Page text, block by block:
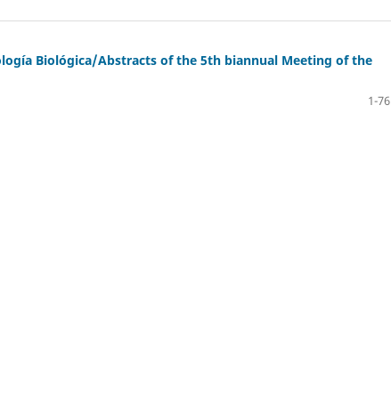
Biológica/Abstracts of the 5th biannual Meeting of the
1-76